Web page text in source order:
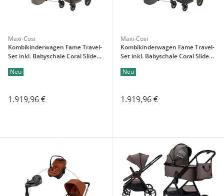
Maxi-Cosi
Kombikinderwagen Fame Travel-
Set inkl. Babyschale Coral Slide
Slide Pro
Neu
1.919,96 €
Maxi-Cosi
Kombikinderwagen Fame Travel-
Set inkl. Babyschale Coral Slide
Slide Pro
Neu
1.919,96 €